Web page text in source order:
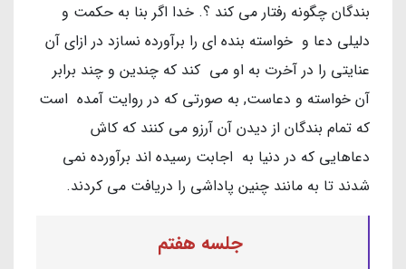
بندگان چگونه رفتار می کند ؟. خدا اگر بنا به حکمت و
دلیلی دعا و خواسته بنده ای را برآورده نسازد در ازای آن
عنایتی را در آخرت به او می کند که چندین و چند برابر
آن خواسته و دعاست, به صورتی که در روایت آمده است
که تمام بندگان از دیدن آن آرزو می کنند که کاش
دعاهایی که در دنیا به اجابت رسیده اند برآورده نمی
شدند تا به مانند چنین پاداشی را دریافت می کردند.
جلسه هفتم